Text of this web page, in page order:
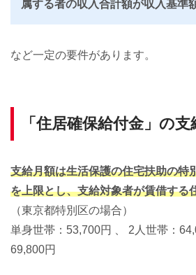
属する者の収入合計額が収入基準
など一定の要件があります。
「住居確保給付金」の支
支給月額は生活保護の住宅扶助の特
を上限とし、支給対象者が賃借する
（東京都特別区の場合）
単身世帯：53,700円 、 2人世帯：
69,800円